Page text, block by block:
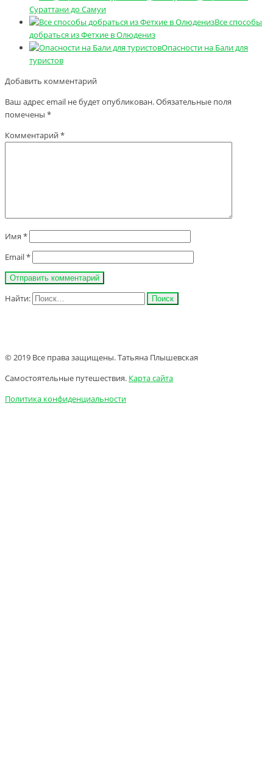
Сураттани до Самуи
Все способы
добраться из Фетхие в Олюдениз
Опасности на Бали для
туристов
Добавить комментарий
Ваш адрес email не будет опубликован.Обязательные поля
помечены *
Комментарий*
Имя *
Email*
Найти:
© 2019 Все права защищены. Татьяна Плышевская
Самостоятельные путешествия. Карта сайта
Политика конфиденциальности